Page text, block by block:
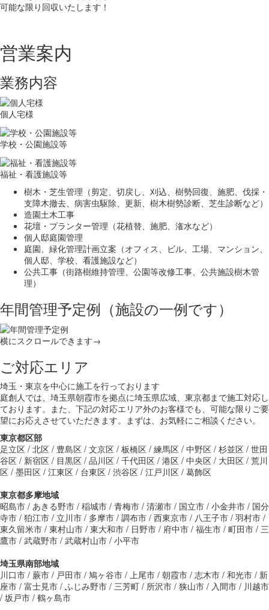
可能な限り回収いたします！
営業案内
業務内容
個人宅様
学校・公園施設等
福祉・看護施設等
樹木・芝生管理（剪定、切戻し、刈込、樹勢回復、施肥、伐採・
支障木撤去、病害虫駆除、更新、樹木樹勢診断、芝生診断など）
造園土木工事
花壇・プランター管理（花植替、施肥、潅水など）
個人邸庭園管理
庭園、緑化管理計画立案（オフィス、ビル、工場、マンション、
個人邸、学校、看護施設など）
公共工事（街路樹維持管理、公園等改修工事、公共施設樹木管
理）
年間管理予定例（施設の一例です）
横にスクロールできます→
ご対応エリア
埼玉・東京を中心に施工を行っております
庭創人では、埼玉県朝霞市を拠点に埼玉県広域、東京都まで施工対応し
ております。また、下記の対応エリア外のお客様でも、可能な限りご要
望にお応えさせていただきます。まずは、お気軽にご相談ください。
東京都区部
足立区 / 北区 / 豊島区 / 文京区 / 板橋区 / 練馬区 / 中野区 / 杉並区 / 世田
谷区 / 新宿区 / 目黒区 / 品川区 / 千代田区 / 港区 / 中央区 / 大田区 / 荒川
区 / 墨田区 / 江東区 / 台東区 / 渋谷区 / 江戸川区 / 葛飾区
東京都多摩地域
昭島市 / あきる野市 / 稲城市 / 青梅市 / 清瀬市 / 国立市 / 小金井市 / 国分
寺市 / 狛江市 / 立川市 / 多摩市 / 調布市 / 西東京市 / 八王子市 / 羽村市 /
東久留米市 / 東村山市 / 東大和市 / 日野市 / 府中市 / 福生市 / 町田市 / 三
鷹市 / 武蔵野市 / 武蔵村山市 / 小平市
埼玉県南部地域
川口市 / 蕨市 / 戸田市 / 鳩ヶ谷市 / 上尾市 / 朝霞市 / 志木市 / 和光市 / 新
座市 / 富士見市 / ふじみ野市 / 三芳町 / 所沢市 / 狭山市 / 入間市 / 川越市
/ 坂戸市 / 鶴ヶ島市